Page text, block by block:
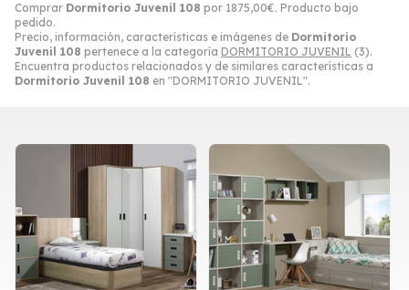
Comprar Dormitorio Juvenil 108 por 1875,00€. Producto bajo
pedido.
Precio, información, características e imágenes de Dormitorio
Juvenil 108 pertenece a la categoría DORMITORIO JUVENIL (3).
Encuentra productos relacionados y de similares características a
Dormitorio Juvenil 108 en "DORMITORIO JUVENIL".